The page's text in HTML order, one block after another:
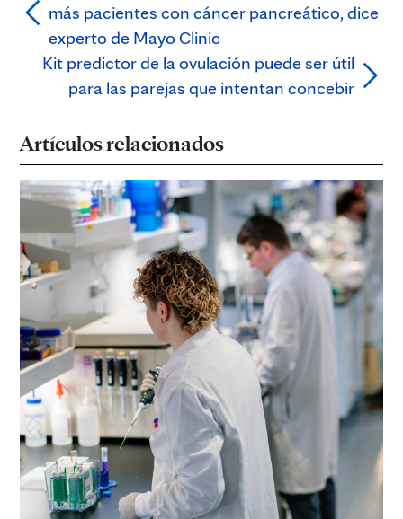
más pacientes con cáncer pancreático, dice
experto de Mayo Clinic
Kit predictor de la ovulación puede ser útil
para las parejas que intentan concebir
Artículos relacionados